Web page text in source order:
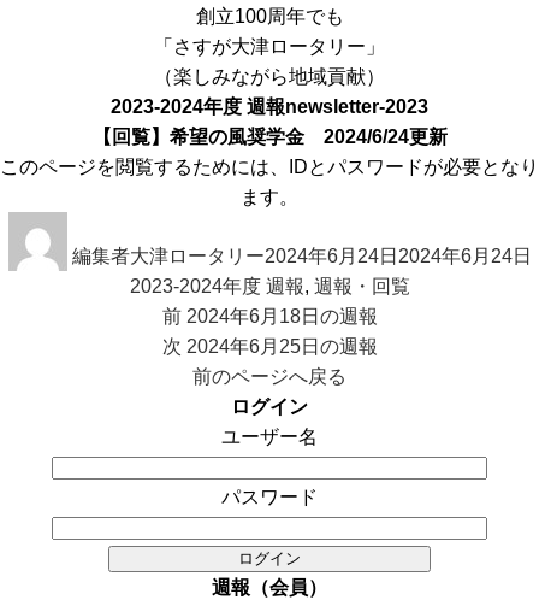
創立100周年でも
「さすが大津ロータリー」
（楽しみながら地域貢献）
2023-2024年度 週報newsletter-2023
【回覧】希望の風奨学金 2024/6/24更新
このページを閲覧するためには、IDとパスワードが必要となり
ます。
稿
編集者大津ロータリー稿
日:
2024年6月24日 2024年6月24日
2023-2024年度 週報, 週報・回覧
前 前
の
投
2024年6月18日の週報
次 次
の
2024年6月25日の週報
前のページへ戻る
ログイン
ユーザー名
パスワード
週報（会員）